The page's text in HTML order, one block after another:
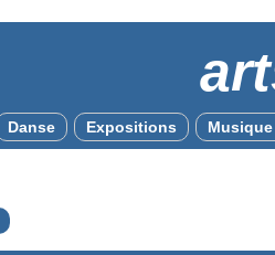
Danse Expositions Musique